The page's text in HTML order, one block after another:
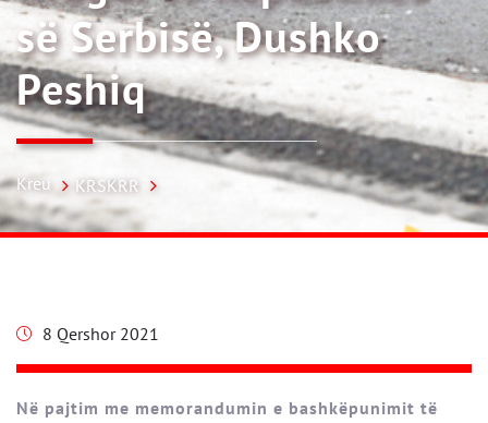
së Serbisë, Dushko
Peshiq
Kreu KRSKRR
8 Qershor 2021
Në pajtim me memorandumin e bashkëpunimit të